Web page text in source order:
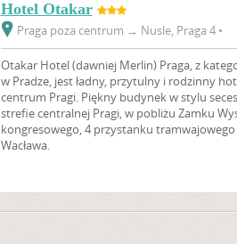
Hotel Otakar
Praga poza centrum → Nusle, Praga 4 •
Otakar Hotel(dawniej Merlin) Praga, z
w Pradze, jest ładny, przytulny i rodzinny
centrum Pragi. Piękny budynek w stylu
strefie centralnej Pragi, w pobliżu Zamku
kongresowego, 4 przystanku
Wacława.